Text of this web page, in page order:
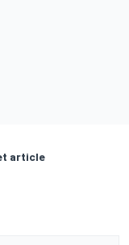
article